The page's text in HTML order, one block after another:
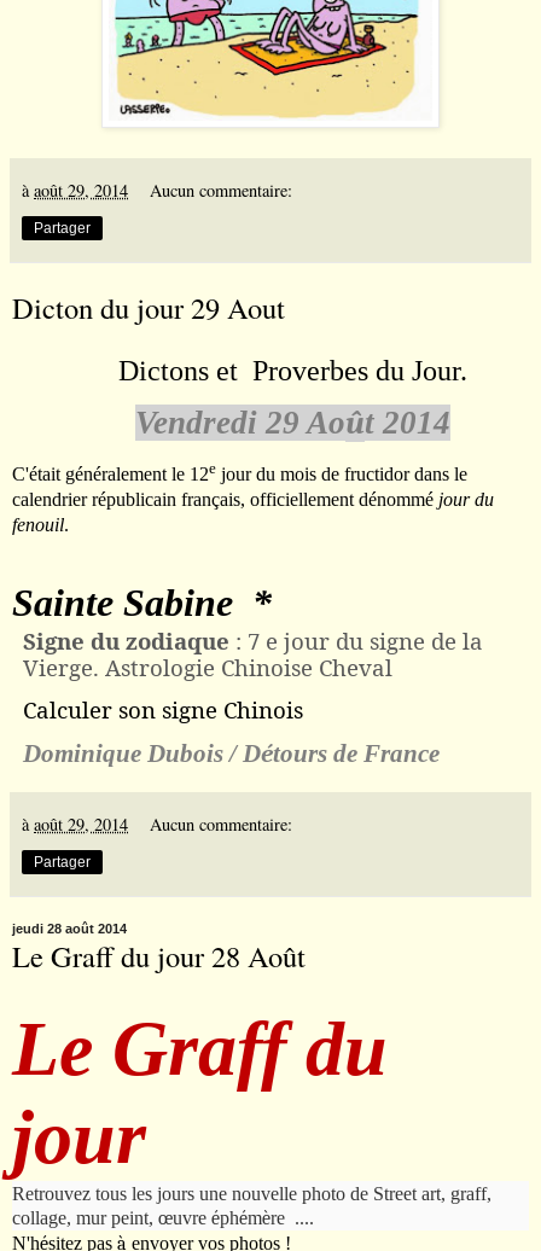
àaoût 29, 2014 Aucun commentaire:
Partager
Dicton du jour 29 Aout
Dictons et Proverbes du Jour.
Vendredi 29 Août 2014
C'était généralement le 12e jour du mois de fructidor dans le
calendrier républicain français, officiellement dénomméjour du
fenouil.
Sainte Sabine *
Signe du zodiaque : 7 e jour du signe de la
Vierge. Astrologie Chinoise Cheval
Calculer son signe Chinois
Dominique Dubois / Détours de France
àaoût 29, 2014 Aucun commentaire:
Partager
jeudi 28 août 2014
Le Graff du jour 28 Août
Le Graff du
jour
Retrouvez tous les jours une nouvelle photo de Street art, graff,
collage, mur peint, œuvre éphémère ....